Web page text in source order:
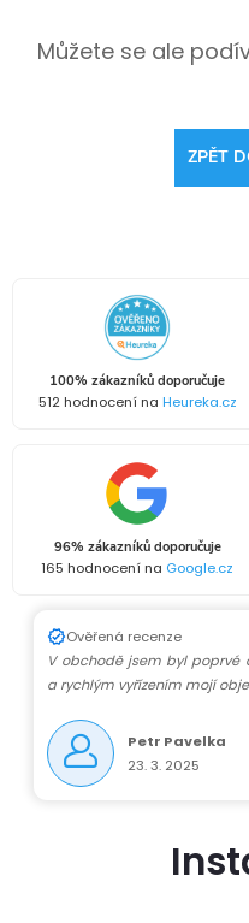
Můžete se ale
ZPĚT
100% zákazníků doporučuje
512 hodnocení na Heureka.cz
96% zákazníků doporučuje
165 hodnocení na Google.cz
Ověřená recenze
V obchodě jsem byl poprvé
a rychlým vyřízením mojí
Petr Pavelka
23. 3. 2025